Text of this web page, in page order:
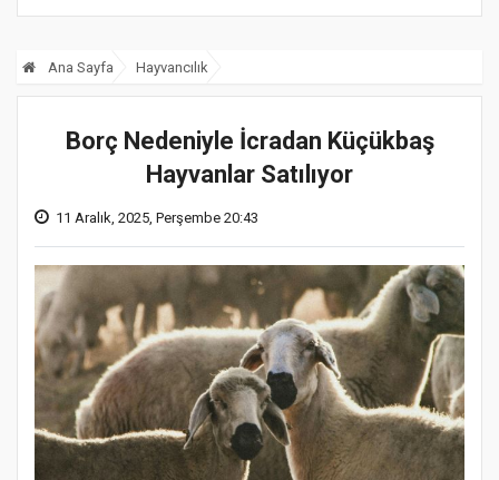
Ana Sayfa Hayvancılık
Borç Nedeniyle İcradan Küçükbaş
Hayvanlar Satılıyor
11 Aralık, 2025, Perşembe 20:43